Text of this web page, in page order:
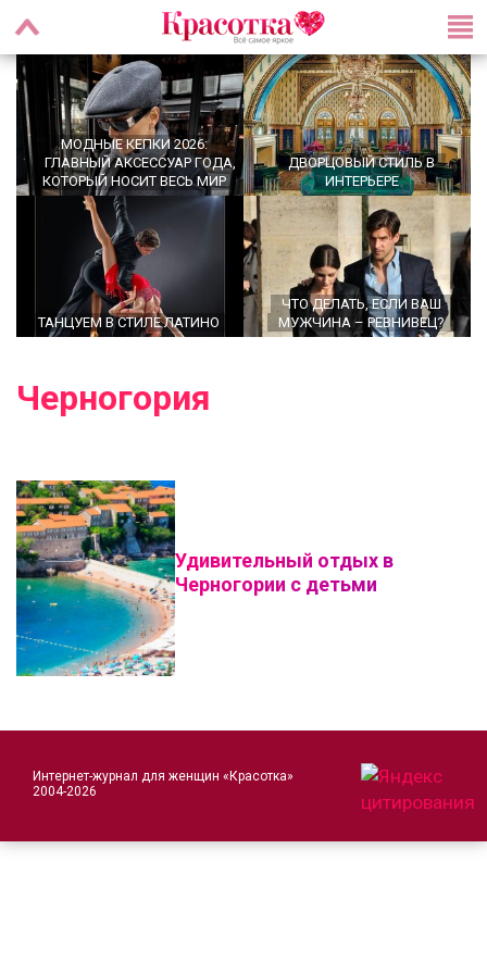
МОДНЫЕ КЕПКИ 2026:
ГЛАВНЫЙ АКСЕССУАР ГОДА,
КОТОРЫЙ НОСИТ ВЕСЬ МИР
ДВОРЦОВЫЙ СТИЛЬ В
ИНТЕРЬЕРЕ
ТАНЦУЕМ В СТИЛЕ ЛАТИНО
ЧТО ДЕЛАТЬ, ЕСЛИ ВАШ
МУЖЧИНА – РЕВНИВЕЦ?
Черногория
Удивительный отдых в
Черногории с детьми
Интернет-журнал для женщин «Красотка»
2004-2026